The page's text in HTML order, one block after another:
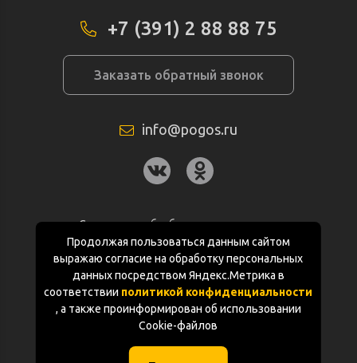
Продолжая пользоваться данным сайтом
выражаю согласие на обработку персональных
данных посредством Яндекс.Метрика в
соответствии политикой конфиденциальности
, а также проинформирован об использовании
Cookie-файлов
+7 (391) 2 88 88 75
Заказать обратный звонок
info@pogos.ru
Согласие на обработку персональных
данных
Политика конфиденциальности
Документация